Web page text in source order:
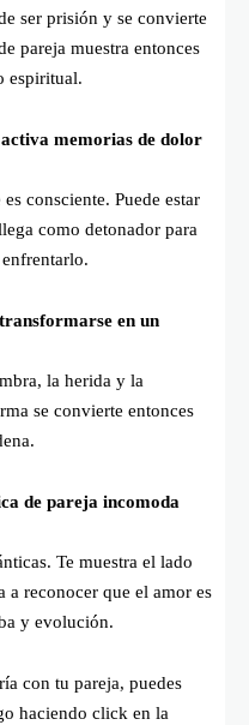
ser prisión y se convierte
pareja muestra entonces
espiritual.
memorias de dolor
consciente. Puede estar
como detonador para
en un
la herida y la
se convierte entonces
de pareja incomoda
Te muestra el lado
a reconocer que el amor es
y evolución.
con tu pareja, puedes
haciendo click en la